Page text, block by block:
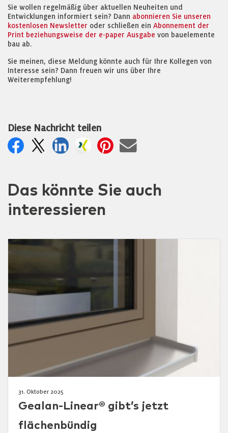
Sie wollen regelmäßig über aktuellen Neuheiten und
Entwicklungen informiert sein? Dann abonnieren Sie unseren
kostenlosen Newsletter oder schließen ein Abonnement der
Print beziehungsweise der e-paper Ausgabe von bauelemente
bau ab.
Sie meinen, diese Meldung könnte auch für Ihre Kollegen von
Interesse sein? Dann freuen wir uns über Ihre
Weiterempfehlung!
Diese Nachricht teilen
Das könnte Sie auch
interessieren
31. Oktober 2025
Gealan-Linear® gibt’s jetzt
flächenbündig